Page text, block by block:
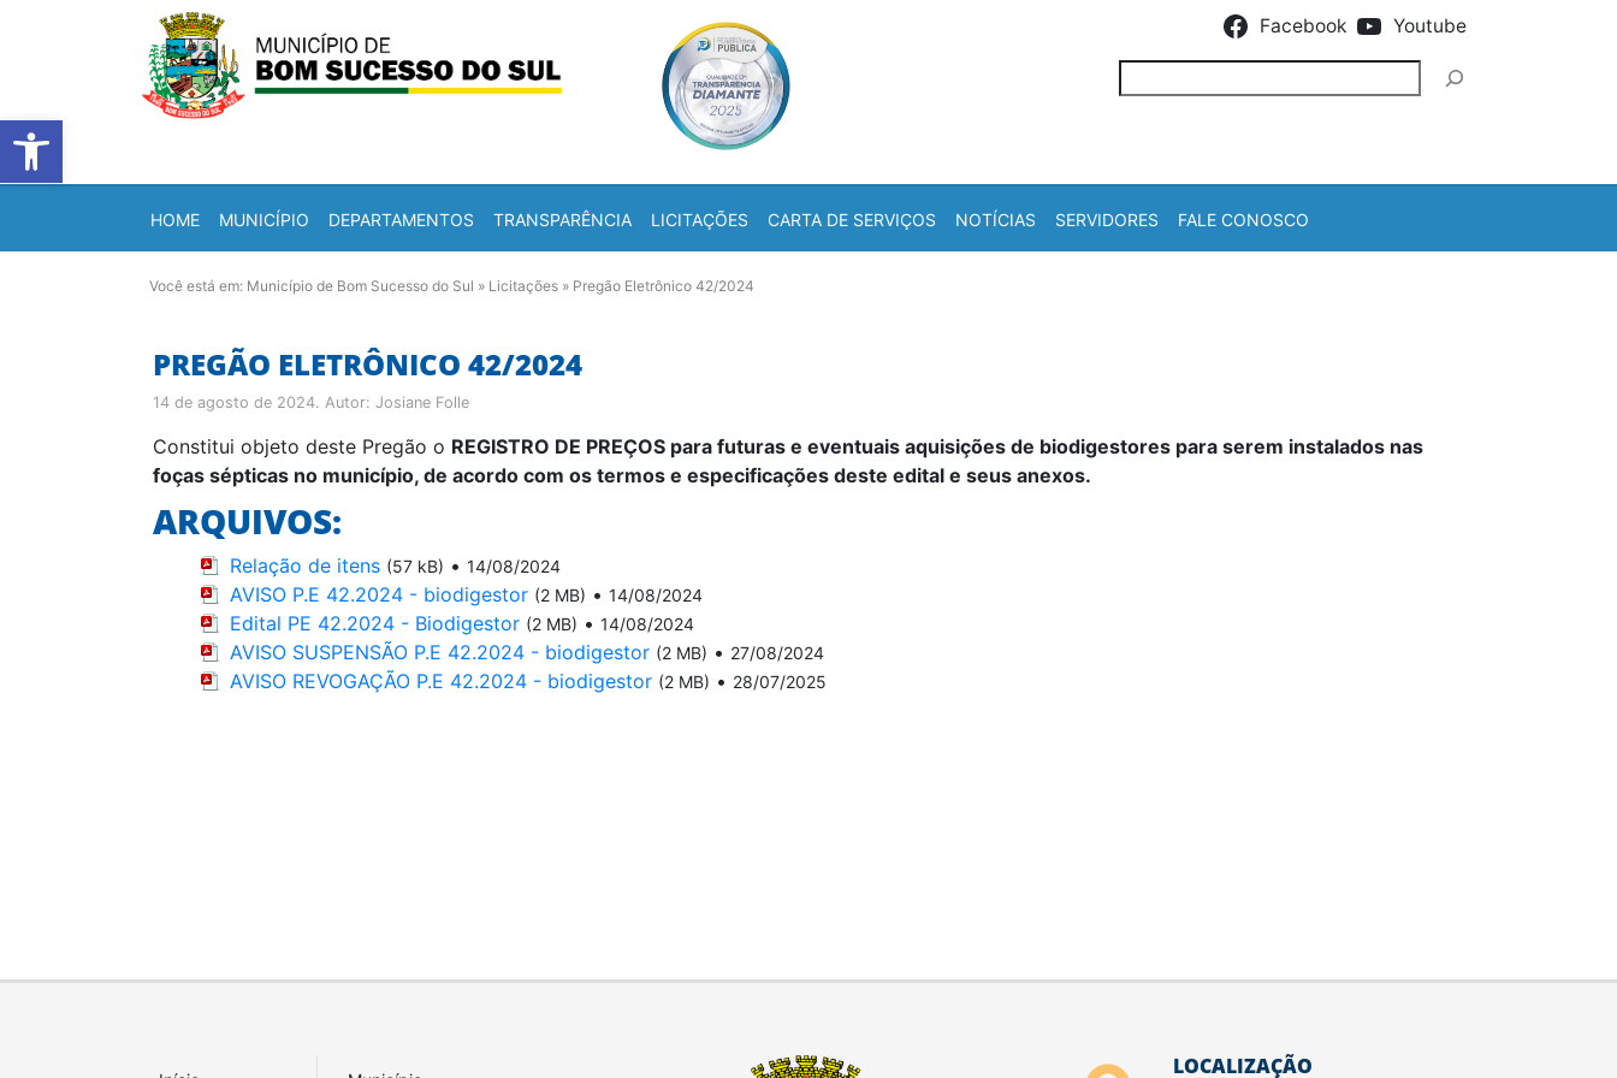
Barra de Ferramentas Aberta
Facebook Youtube
HOME MUNICÍPIO DEPARTAMENTOS TRANSPARÊNCIA LICITAÇÕES CARTA DE SERVIÇOS NOTÍCIAS SERVIDORES FALE CONOSCO
Você está em: Município de Bom Sucesso do Sul » Licitações » Pregão Eletrônico 42/2024
PREGÃO ELETRÔNICO 42/2024
14 de agosto de 2024. Autor: Josiane Folle
Constitui objeto deste Pregão o REGISTRO DE PREÇOS para futuras e eventuais aquisições de biodigestores para serem instalados nas
foças sépticas no município, de acordo com os termos e especificações deste edital e seus anexos.
ARQUIVOS:
Relação de itens (57 kB) • 14/08/2024
AVISO P.E 42.2024 - biodigestor (2 MB) • 14/08/2024
Edital PE 42.2024 - Biodigestor (2 MB) • 14/08/2024
AVISO SUSPENSÃO P.E 42.2024 - biodigestor (2 MB) • 27/08/2024
AVISO REVOGAÇÃO P.E 42.2024 - biodigestor (2 MB) • 28/07/2025
LOCALIZAÇÃO